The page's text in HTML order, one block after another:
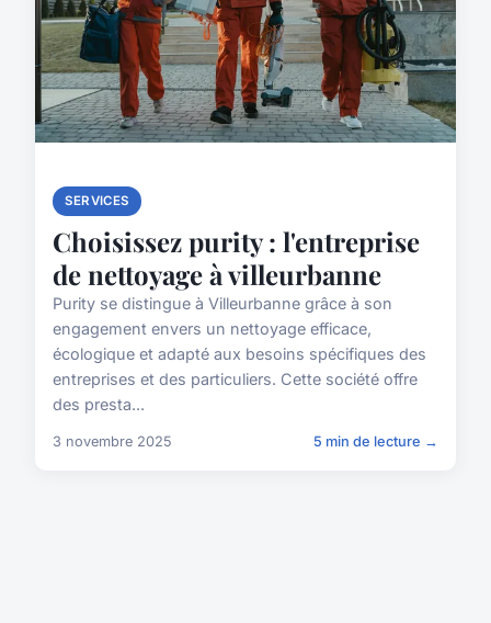
SERVICES
Choisissez purity : l'entreprise
de nettoyage à villeurbanne
Purity se distingue à Villeurbanne grâce à son
engagement envers un nettoyage efficace,
écologique et adapté aux besoins spécifiques des
entreprises et des particuliers. Cette société offre
des presta...
3 novembre 2025 5 min de lecture →